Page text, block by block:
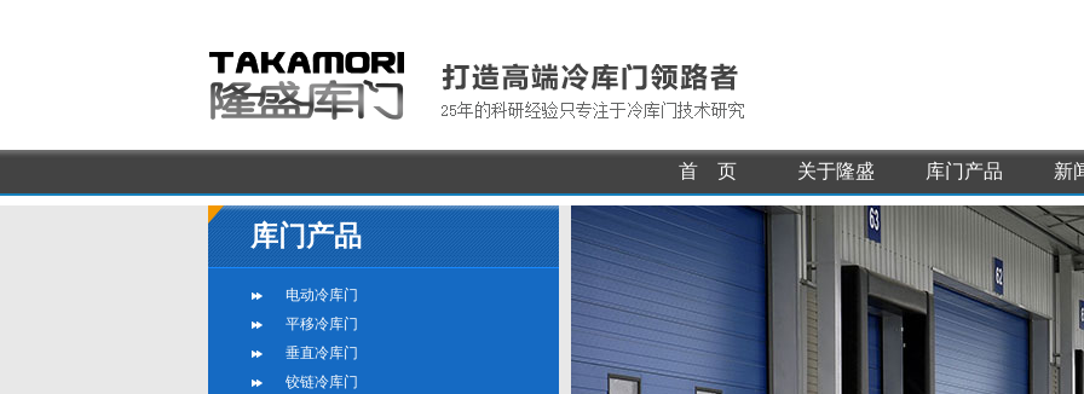
首 页 关于隆盛 库门产品 新
库门产品
电动冷库门
平移冷库门
垂直冷库门
铰链冷库门